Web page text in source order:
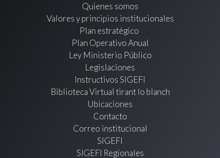
Quienes somos
Valores y principios institucionales
Plan estratégico
Plan Operativo Anual
Ley Ministerio Público
Legislaciones
Instructivos SIGEFI
Biblioteca Virtual tirant lo blanch
Ubicaciones
Contacto
Correo institucional
SIGEFI
SIGEFI Regionales